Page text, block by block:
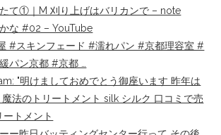
たて①｜M 刈り上げはバリカンで – note
な #02 – YouTube
#スキンフェード #濡れパン #京都理容室 #
パン京都 #京都 …
"明けましておめでとう御座います 昨年は
法のトリートメント silk シルク 口コミで売
トメント